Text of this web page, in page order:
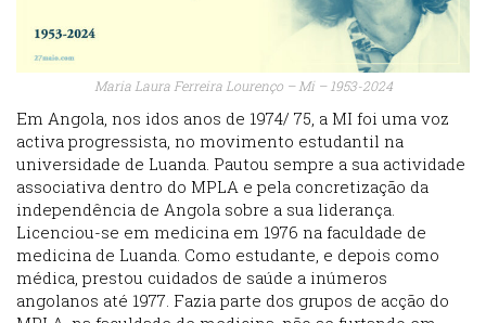
Maria Laura Ferreira Lourenço – Mi – 1953-2024
Em Angola, nos idos anos de 1974/ 75, a MI foi uma voz
activa progressista, no movimento estudantil na
universidade de Luanda. Pautou sempre a sua actividade
associativa dentro do MPLA e pela concretização da
independência de Angola sobre a sua liderança.
Licenciou-se em medicina em 1976 na faculdade de
medicina de Luanda. Como estudante, e depois como
médica, prestou cuidados de saúde a inúmeros
angolanos até 1977. Fazia parte dos grupos de acção do